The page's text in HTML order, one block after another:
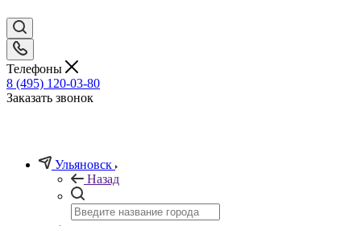
Телефоны
8 (495) 120-03-80
Заказать звонок
Ульяновск
Назад